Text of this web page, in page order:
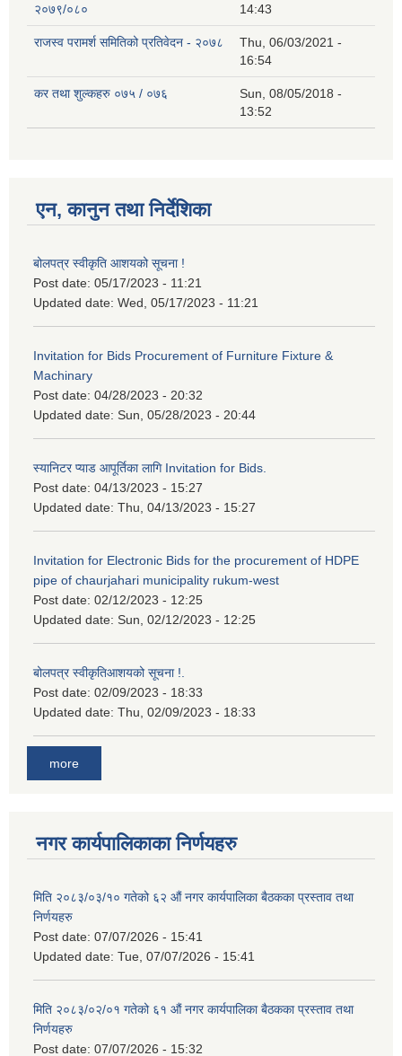
२०७९/०८०
14:43
राजस्व परामर्श समितिको प्रतिवेदन - २०७८
Thu, 06/03/2021 -
16:54
कर तथा शुल्कहरु ०७५ / ०७६
Sun, 08/05/2018 -
13:52
एन, कानुन तथा निर्देशिका
बोलपत्र स्वीकृति आशयको सूचना !
Post date: 05/17/2023 - 11:21
Updated date: Wed, 05/17/2023 - 11:21
Invitation for Bids Procurement of Furniture Fixture &
Machinary
Post date: 04/28/2023 - 20:32
Updated date: Sun, 05/28/2023 - 20:44
स्यानिटर प्याड आपूर्तिका लागि Invitation for Bids.
Post date: 04/13/2023 - 15:27
Updated date: Thu, 04/13/2023 - 15:27
Invitation for Electronic Bids for the procurement of HDPE
pipe of chaurjahari municipality rukum-west
Post date: 02/12/2023 - 12:25
Updated date: Sun, 02/12/2023 - 12:25
बोलपत्र स्वीकृतिआशयको सूचना !.
Post date: 02/09/2023 - 18:33
Updated date: Thu, 02/09/2023 - 18:33
more
नगर कार्यपालिकाका निर्णयहरु
मिति २०८३/०३/१० गतेको ६२ औं नगर कार्यपालिका बैठकका प्रस्ताव तथा
निर्णयहरु
Post date: 07/07/2026 - 15:41
Updated date: Tue, 07/07/2026 - 15:41
मिति २०८३/०२/०१ गतेको ६१ औं नगर कार्यपालिका बैठकका प्रस्ताव तथा
निर्णयहरु
Post date: 07/07/2026 - 15:32